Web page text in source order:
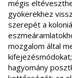
mégis
gyökerekhez
szerepét a
mozgalom által
hagyomány